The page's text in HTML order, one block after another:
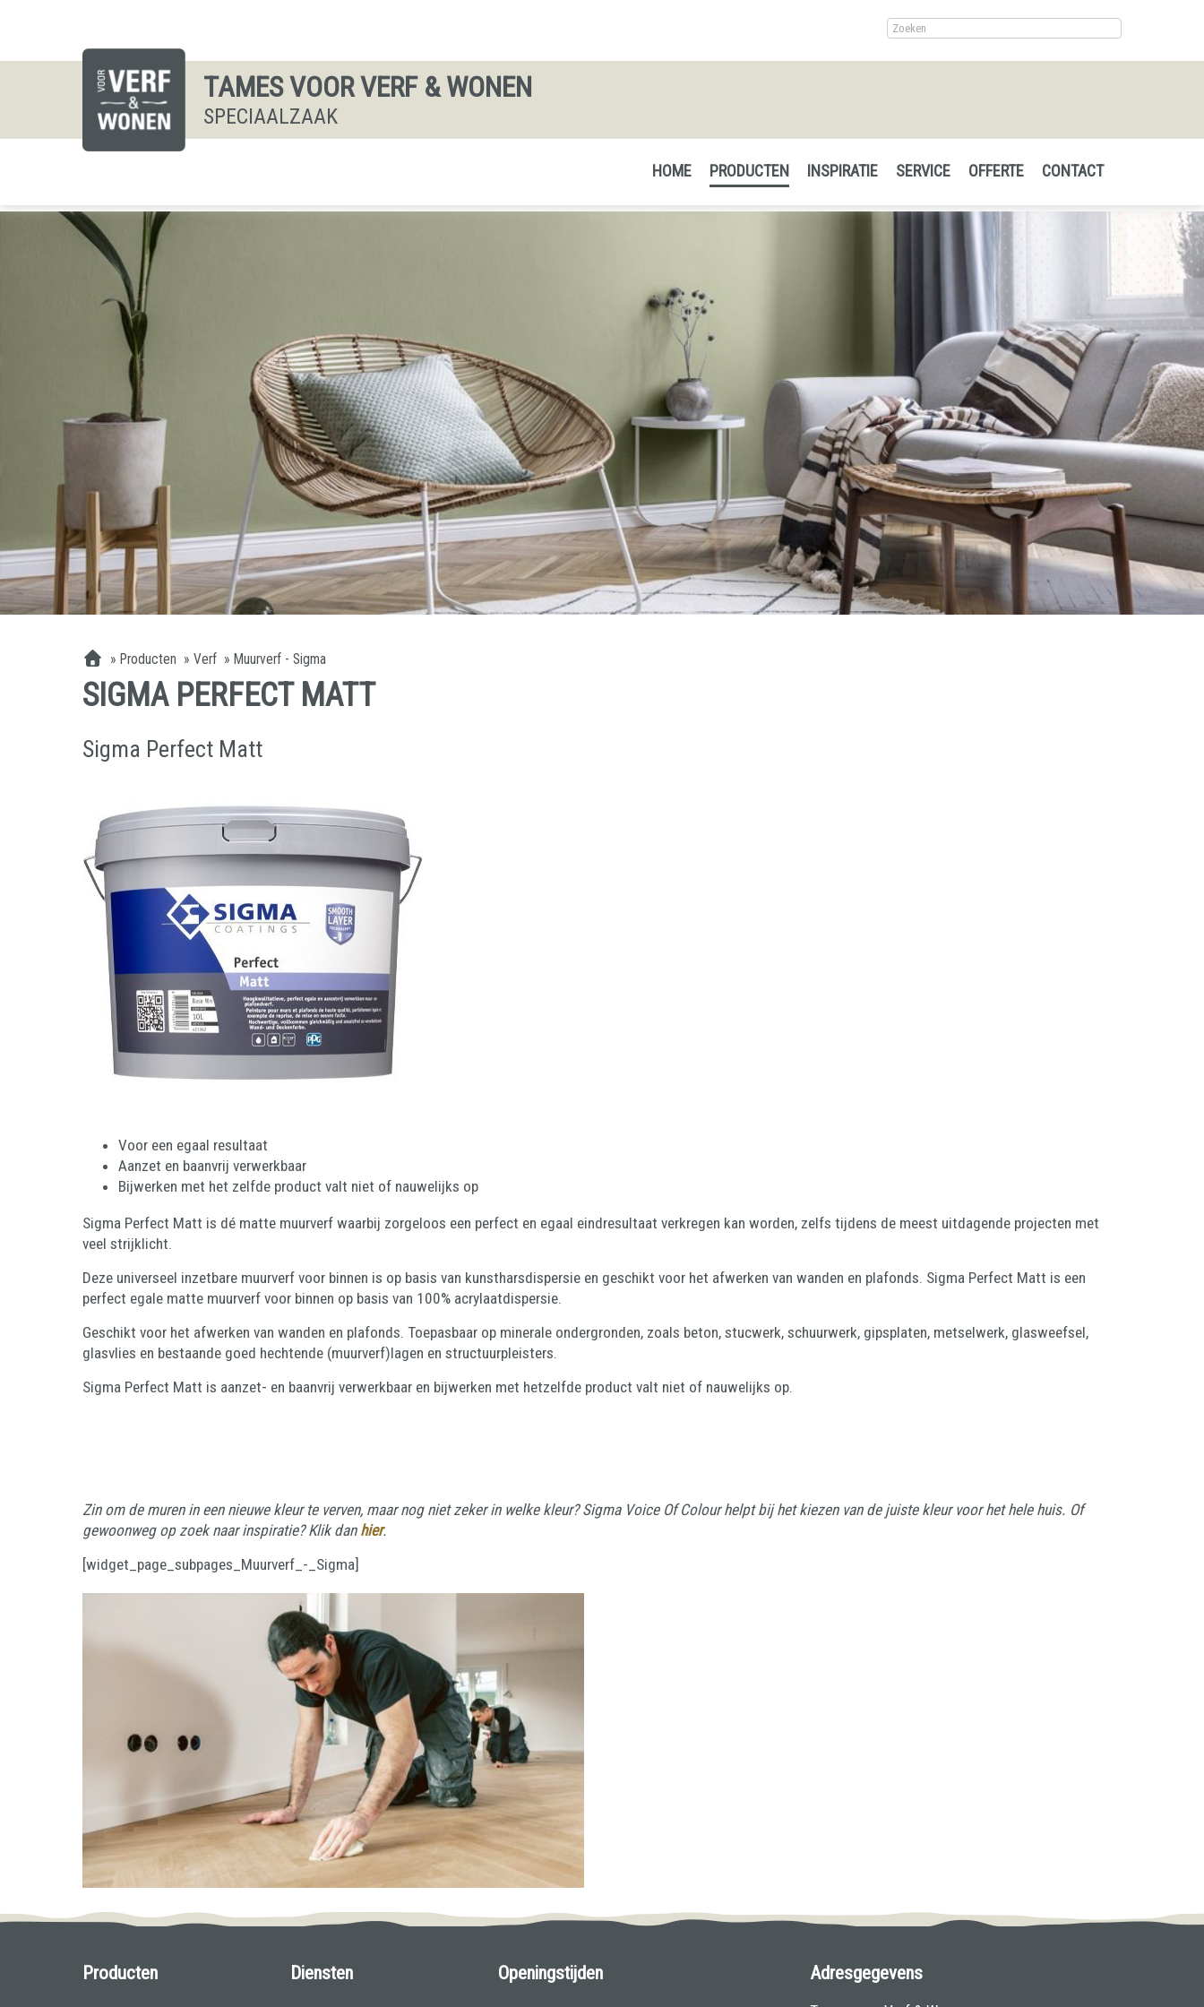
TAMES VOOR VERF & WONEN
SPECIAALZAAK
HOME PRODUCTEN INSPIRATIE SERVICE OFFERTE CONTACT
» Producten »Verf » Muurverf - Sigma
SIGMA PERFECT MATT
Sigma Perfect Matt
Voor een egaal resultaat
Aanzet en baanvrij verwerkbaar
Bijwerken met het zelfde product valt niet of nauwelijks op
Sigma Perfect Matt is dé matte muurverf waarbij zorgeloos een perfect en egaal eindresultaat verkregen kan worden, zelfs tijdens de meest uitdagende projecten met
veel strijklicht.
Deze universeel inzetbare muurverf voor binnen is op basis van kunstharsdispersie en geschikt voor het afwerken van wanden en plafonds. Sigma Perfect Matt is een
perfect egale matte muurverf voor binnen op basis van 100% acrylaatdispersie.
Geschikt voor het afwerken van wanden en plafonds. Toepasbaar op minerale ondergronden, zoals beton, stucwerk, schuurwerk, gipsplaten, metselwerk, glasweefsel,
glasvlies en bestaande goed hechtende (muurverf)lagen en structuurpleisters.
Sigma Perfect Matt is aanzet- en baanvrij verwerkbaar en bijwerken met hetzelfde product valt niet of nauwelijks op.
Zin om de muren in een nieuwe kleur te verven, maar nog niet zeker in welke kleur? Sigma Voice Of Colour helpt bij het kiezen van de juiste kleur voor het hele huis. Of
gewoonweg op zoek naar inspiratie? Klik dan hier.
[widget_page_subpages_Muurverf_-_Sigma]
Producten Diensten Openingstijden Adresgegevens